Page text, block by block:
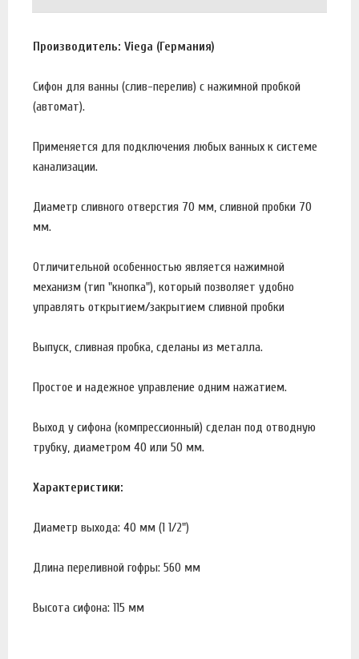
Производитель: Viega (Германия)
Сифон для ванны (слив-перелив) с нажимной пробкой
(автомат).
Применяется для подключения любых ванных к системе
канализации.
Диаметр сливного отверстия 70 мм, сливной пробки 70
мм.
Отличительной особенностью является нажимной
механизм (тип "кнопка"), который позволяет удобно
управлять открытием/закрытием сливной пробки
Выпуск, сливная пробка, сделаны из металла.
Простое и надежное управление одним нажатием.
Выход у сифона (компрессионный) сделан под отводную
трубку, диаметром 40 или 50 мм.
Характеристики:
Диаметр выхода: 40 мм (1 1/2")
Длина переливной гофры: 560 мм
Высота сифона: 115 мм